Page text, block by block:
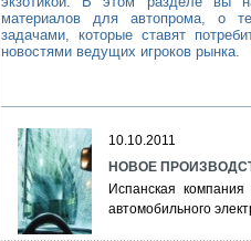
материалов для автопрома, о
задачами, которые ставят
новостями ведущих игроков рынка.
10.10.2011
НОВОЕ
Испанская
автомобильного